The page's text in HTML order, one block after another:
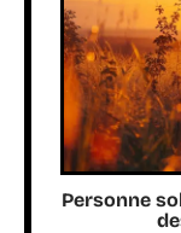
Personne